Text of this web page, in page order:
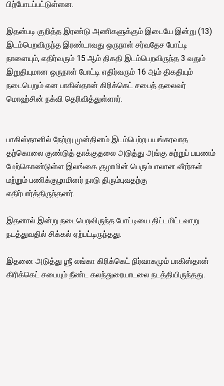
பிற்போடப்பட்டுள்ளன.
இதன்படி குறித்த இரண்டு அணிகளுக்கும் இடையே இன்று (13)
இடம்பெறவிருந்த இரண்டாவது ஒருநாள் சர்வதேச போட்டி
நாளையும், எதிர்வரும் 15 ஆம் திகதி இடம்பெறவிருந்த 3 வதும்
இறுதியுமான ஒருநாள் போட்டி எதிர்வரும் 16 ஆம் திகதியும்
நடைபெறும் என பாகிஸ்தான் கிரிக்கெட் சபைத் தலைவர்
மொஹ்சின் நக்வி தெரிவித்துள்ளார்.
பாகிஸ்தானில் நேற்று முன்தினம் இடம்பெற்ற பயங்கரவாத
தற்கொலை குண்டுத் தாக்குதலை அடுத்து அங்கு சுற்றுப் பயணம்
மேற்கொண்டுள்ள இலங்கை குழாமின் பெரும்பாலான வீரர்கள்
மற்றும் பணிக்குழாமினர் நாடு திரும்புவதற்கு
எதிர்பார்த்திருந்தனர்.
இதனால் இன்று நடைபெறவிருந்த போட்டியை திட்டமிட்டவாறு
நடத்துவதில் சிக்கல் ஏற்பட்டிருந்தது.
இதனை அடுத்து ஶ்ரீ லங்கா கிரிக்கெட் நிர்வாகமும் பாகிஸ்தான்
கிரிக்கெட் சபையும் நீண்ட கலந்துரையாடலை நடத்தியிருந்தது.